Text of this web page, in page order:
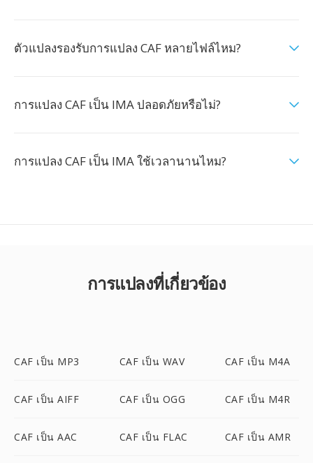
ตัวแปลงรองรับการแปลง CAF หลายไฟล์ไหม?
การแปลง CAF เป็น IMA ปลอดภัยหรือไม่?
การแปลง CAF เป็น IMA ใช้เวลานานไหม?
การแปลงที่เกี่ยวข้อง
CAF เป็น MP3 CAF เป็น WAV CAF เป็น M4A
CAF เป็น AIFF CAF เป็น OGG CAF เป็น M4R
CAF เป็น AAC CAF เป็น FLAC CAF เป็น AMR